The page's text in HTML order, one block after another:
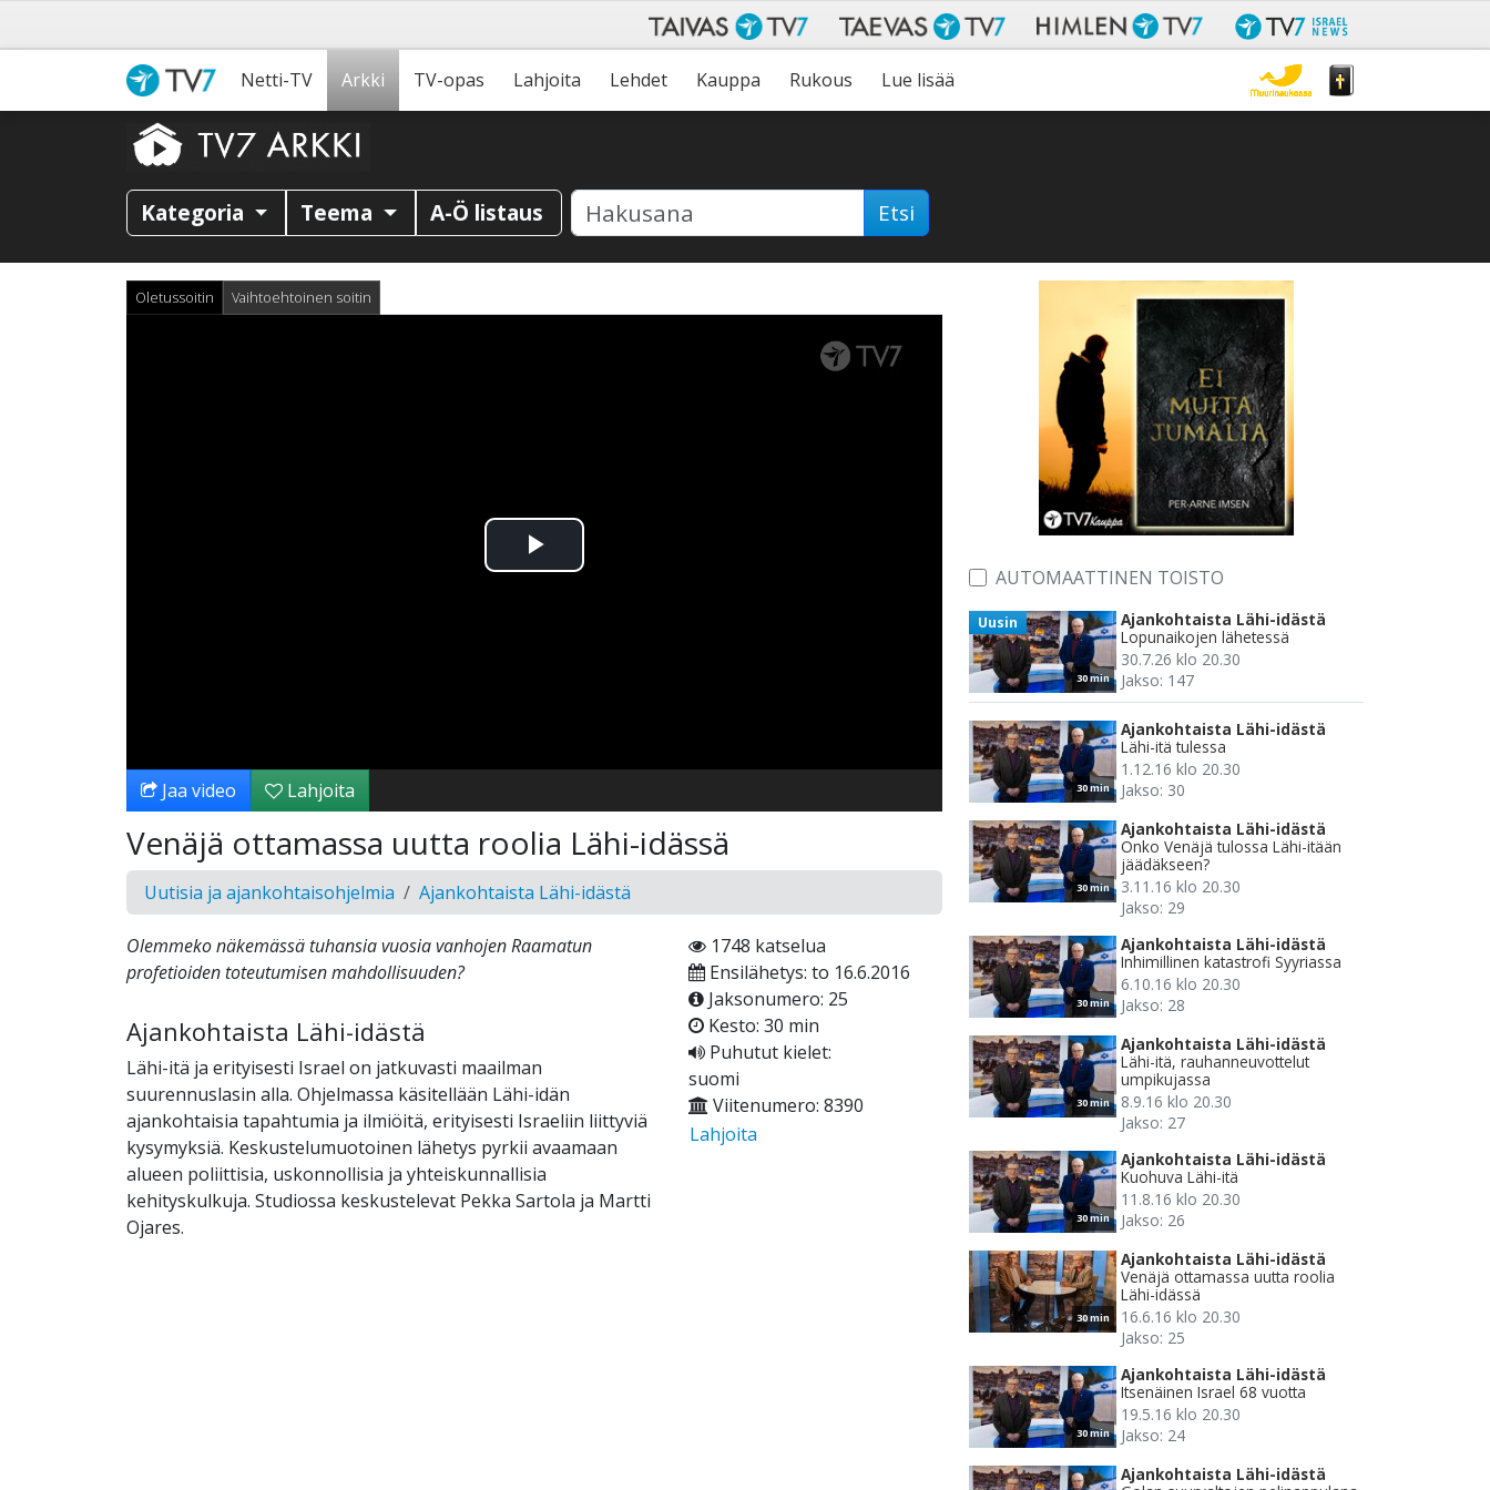
Netti-TV Arkki TV-opas Lahjoita Lehdet Kauppa Rukous Lue lisää
Kategoria Teema A-Ö listaus Etsi
Oletussoitin Vaihtoehtoinen soitin
Toista
Jaa video Lahjoita
Venäjä ottamassa uutta roolia Lähi-idässä
Uutisia ja ajankohtaisohjelmia Ajankohtaista Lähi-idästä
Olemmeko näkemässä tuhansia vuosia vanhojen Raamatun
profetioiden toteutumisen mahdollisuuden?
Ajankohtaista Lähi-idästä
Lähi-itä ja erityisesti Israel on jatkuvasti maailman
suurennuslasin alla. Ohjelmassa käsitellään Lähi-idän
ajankohtaisia tapahtumia ja ilmiöitä, erityisesti Israeliin liittyviä
kysymyksiä. Keskustelumuotoinen lähetys pyrkii avaamaan
alueen poliittisia, uskonnollisia ja yhteiskunnallisia
kehityskulkuja. Studiossa keskustelevat Pekka Sartola ja Martti
Ojares.
1748 katselua
Ensilähetys: to 16.6.2016
Jaksonumero: 25
Kesto: 30 min
Puhutut kielet:
suomi
Viitenumero: 8390
Lahjoita
AUTOMAATTINEN TOISTO
30 min
Uusin
Ajankohtaista Lähi-idästä
Lopunaikojen lähetessä
30.7.26 klo 20.30
Jakso: 147
30 min
Ajankohtaista Lähi-idästä
Lähi-itä tulessa
1.12.16 klo 20.30
Jakso: 30
30 min
Ajankohtaista Lähi-idästä
Onko Venäjä tulossa Lähi-itään
jäädäkseen?
3.11.16 klo 20.30
Jakso: 29
30 min
Ajankohtaista Lähi-idästä
Inhimillinen katastrofi Syyriassa
6.10.16 klo 20.30
Jakso: 28
30 min
Ajankohtaista Lähi-idästä
Lähi-itä, rauhanneuvottelut
umpikujassa
8.9.16 klo 20.30
Jakso: 27
30 min
Ajankohtaista Lähi-idästä
Kuohuva Lähi-itä
11.8.16 klo 20.30
Jakso: 26
30 min
Ajankohtaista Lähi-idästä
Venäjä ottamassa uutta roolia
Lähi-idässä
16.6.16 klo 20.30
Jakso: 25
30 min
Ajankohtaista Lähi-idästä
Itsenäinen Israel 68 vuotta
19.5.16 klo 20.30
Jakso: 24
Ajankohtaista Lähi-idästä